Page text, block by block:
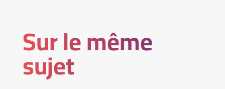
Sur le même
sujet